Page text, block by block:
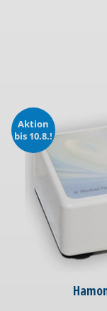
Aktion
bis 10.8.!